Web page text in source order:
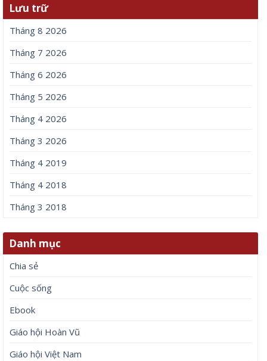
Lưu trữ
Tháng 8 2026
Tháng 7 2026
Tháng 6 2026
Tháng 5 2026
Tháng 4 2026
Tháng 3 2026
Tháng 4 2019
Tháng 4 2018
Tháng 3 2018
Danh mục
Chia sẻ
Cuộc sống
Ebook
Giáo hội Hoàn Vũ
Giáo hội Việt Nam